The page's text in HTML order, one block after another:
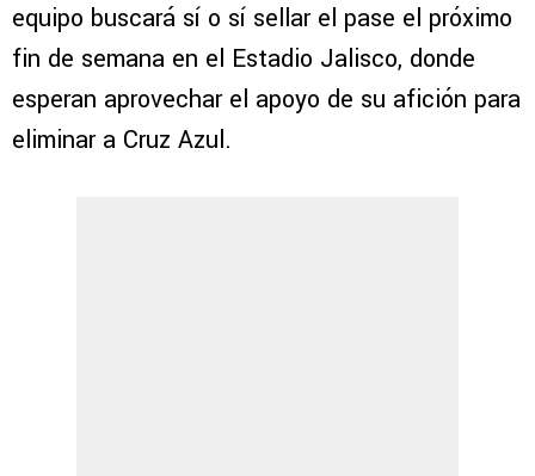
equipo buscará sí o sí sellar el pase el próximo
fin de semana en el Estadio Jalisco, donde
esperan aprovechar el apoyo de su afición para
eliminar a Cruz Azul.